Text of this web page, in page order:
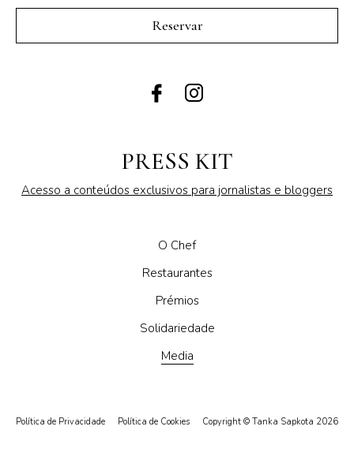
Reservar
PRESS KIT
Acesso a conteúdos exclusivos para jornalistas e bloggers
O Chef
Restaurantes
Prémios
Solidariedade
Media
Política de Privacidade Política de Cookies Copyright © Tanka Sapkota 2026